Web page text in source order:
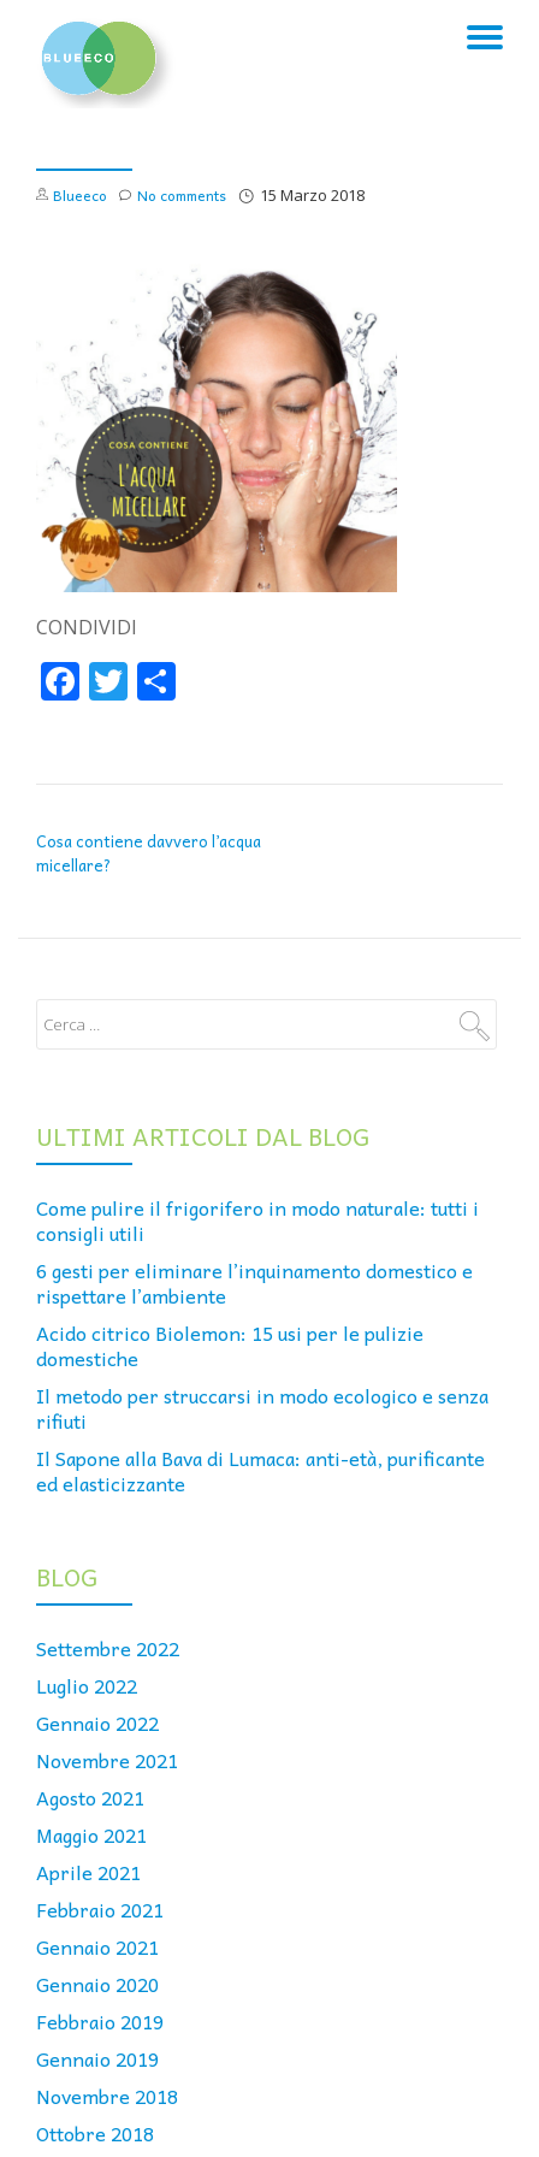
Blueeco 15 Marzo 2018
No comments
CONDIVIDI
FacebookTwitter
Cosa contiene davvero l’acqua
micellare?
ULTIMI ARTICOLI DAL BLOG
Come pulire il frigorifero in modo naturale: tutti i
consigli utili
6 gesti per eliminare l’inquinamento domestico e
rispettare l’ambiente
Acido citrico Biolemon: 15 usi per le pulizie
domestiche
Il metodo per struccarsi in modo ecologico e senza
rifiuti
Il Sapone alla Bava di Lumaca: anti-età, purificante
ed elasticizzante
BLOG
Settembre 2022
Luglio 2022
Gennaio 2022
Novembre 2021
Agosto 2021
Maggio 2021
Aprile 2021
Febbraio 2021
Gennaio 2021
Gennaio 2020
Febbraio 2019
Gennaio 2019
Novembre 2018
Ottobre 2018